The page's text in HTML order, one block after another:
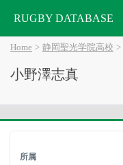
RUGBY DATABASE
Home 静岡聖光学院高校
小野澤志真
所属